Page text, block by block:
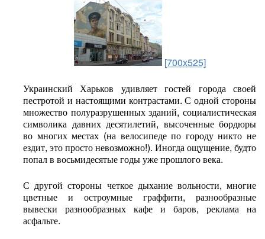
[700x525]
Украинский Харьков удивляет гостей города своей
пестротой и настоящими контрастами. С одной стороны
множество полуразрушенных зданий, социалистическая
символика давних десятилетий, высоченные бордюры
во многих местах (на велосипеде по городу никто не
ездит, это просто невозможно!). Иногда ощущение, будто
попал в восьмидесятые годы уже прошлого века.
С другой стороны четкое дыхание вольности, многие
цветные и остроумные граффити, разнообразные
вывески разнообразных кафе и баров, реклама на
асфальте.